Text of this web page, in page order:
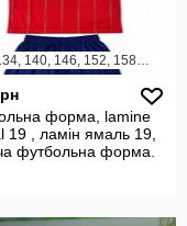
128, 134, 140, 146, 152, 158, 164
форма, lamine
19 , ламін ямаль 19,
футбольна форма.